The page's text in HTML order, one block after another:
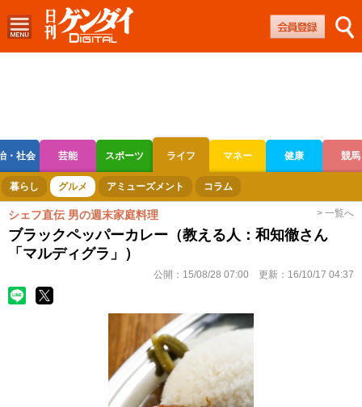
・社会 芸能 スポーツ ライフ マネー 健康 競馬
ボートレース 競輪 オートレース
暮らし グルメ アミューズメント コラム
シェフ直伝 男の週末家庭料理 > 一覧へ
ブラックペッパーカレー（教える人：和知徹さん
「マルディグラ」）
公開： 15/08/28 07:00 更新： 16/10/17 04:37